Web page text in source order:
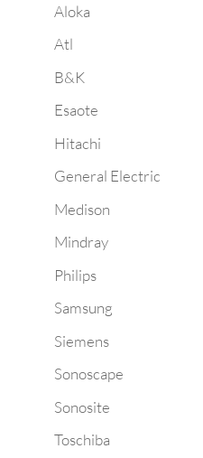
Aloka
Atl
B&K
Esaote
Hitachi
General Electric
Medison
Mindray
Philips
Samsung
Siemens
Sonoscape
Sonosite
Toschiba